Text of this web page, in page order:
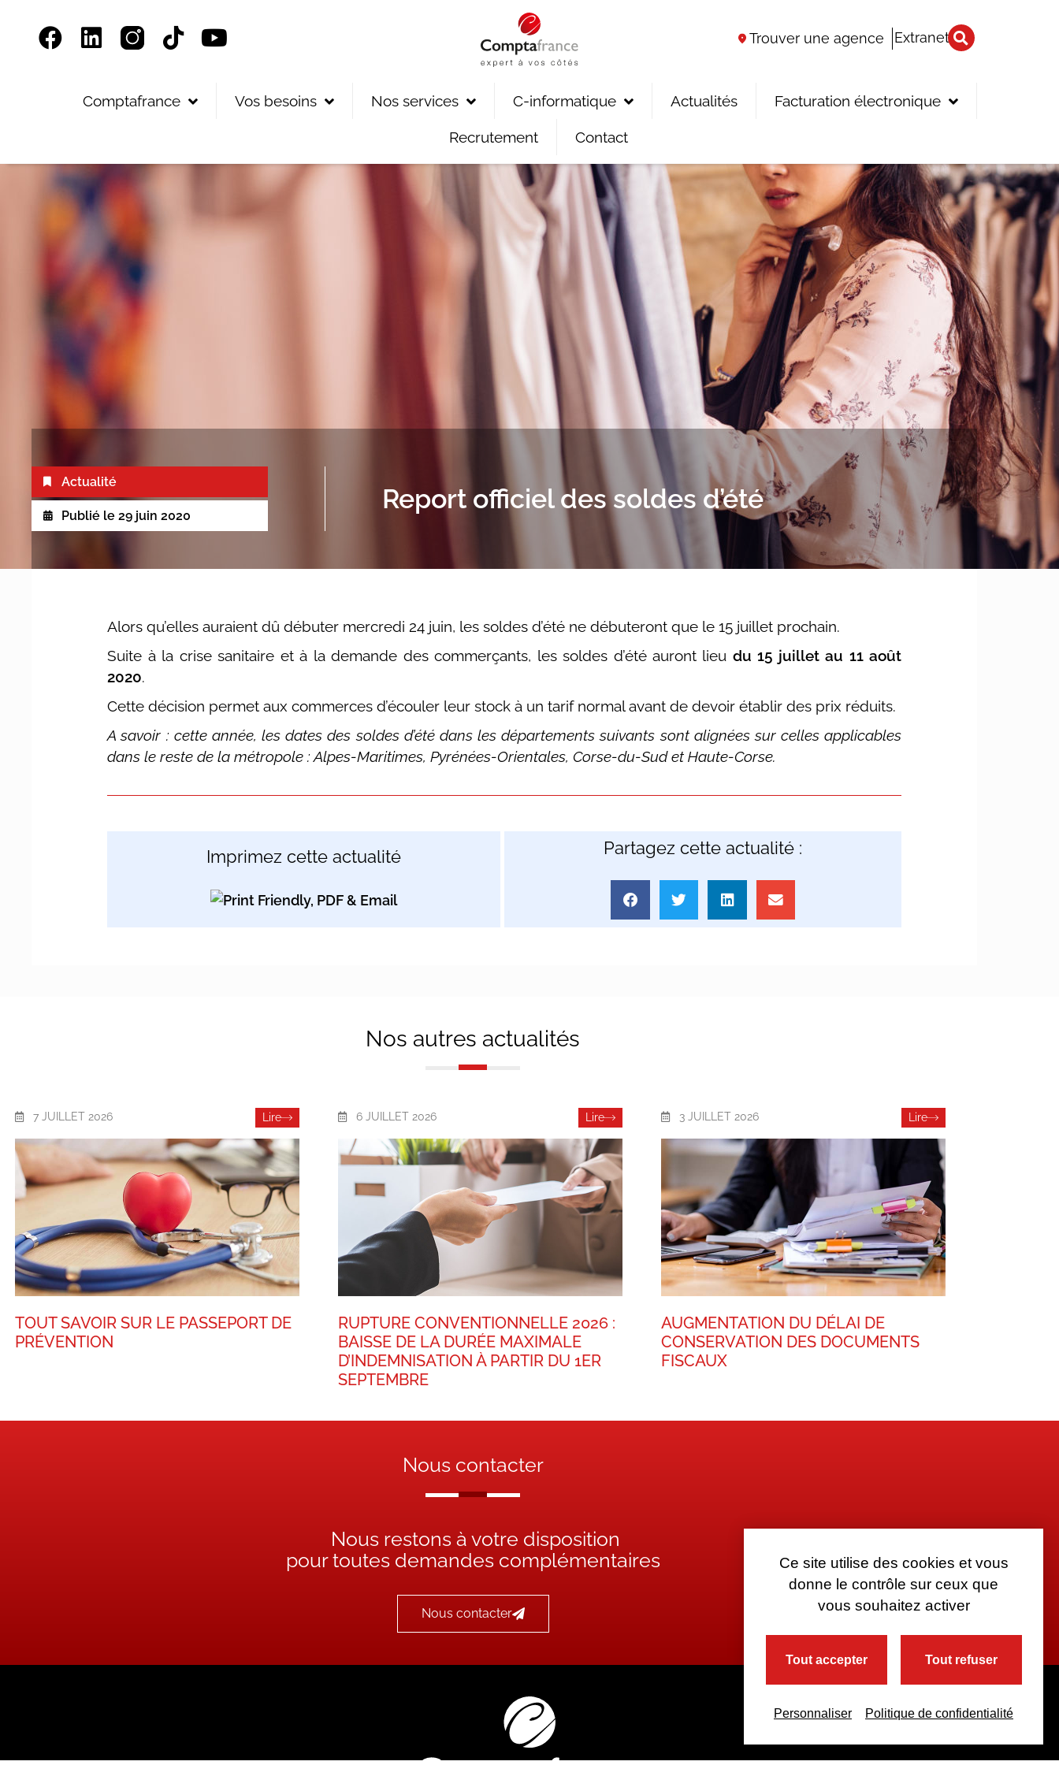
Trouver une agence Extranet
Comptafrance Vos besoins Nos services C-informatique Actualités Facturation électronique
Recrutement Contact
Actualité
Publié le 29 juin 2020
Report officiel des soldes d’été
Alors qu’elles auraient dû débuter mercredi 24 juin, les soldes d’été ne débuteront que le 15 juillet prochain.
Suite à la crise sanitaire et à la demande des commerçants, les soldes d’été auront lieu du 15 juillet au 11 août
2020.
Cette décision permet aux commerces d’écouler leur stock à un tarif normal avant de devoir établir des prix réduits.
A savoir : cette année, les dates des soldes d’été dans les départements suivants sont alignées sur celles applicables
dans le reste de la métropole : Alpes-Maritimes, Pyrénées-Orientales, Corse-du-Sud et Haute-Corse.
Imprimez cette actualité Partagez cette actualité :
Nos autres actualités
7 JUILLET 2026 Lire
TOUT SAVOIR SUR LE PASSEPORT DE
PRÉVENTION
6 JUILLET 2026 Lire
RUPTURE CONVENTIONNELLE 2026 :
BAISSE DE LA DURÉE MAXIMALE
D’INDEMNISATION À PARTIR DU 1ER
SEPTEMBRE
3 JUILLET 2026 Lire
AUGMENTATION DU DÉLAI DE
CONSERVATION DES DOCUMENTS
FISCAUX
Nous contacter
Nous restons à votre disposition
pour toutes demandes complémentaires
Nous contacter
Ce site utilise des cookies et vous
donne le contrôle sur ceux que
vous souhaitez activer
Tout accepter Tout refuser
Personnaliser Politique de confidentialité